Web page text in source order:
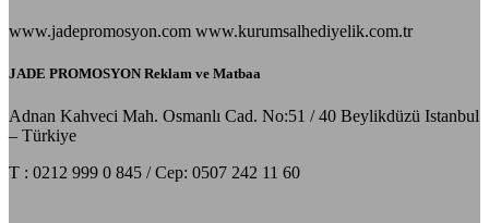
www.jadepromosyon.com www.kurumsalhediyelik.com.tr
JADE PROMOSYON Reklam ve Matbaa
Adnan Kahveci Mah. Osmanlı Cad. No:51 / 40 Beylikdüzü Istanbul
– Türkiye
T : 0212 999 0 845 / Cep: 0507 242 11 60